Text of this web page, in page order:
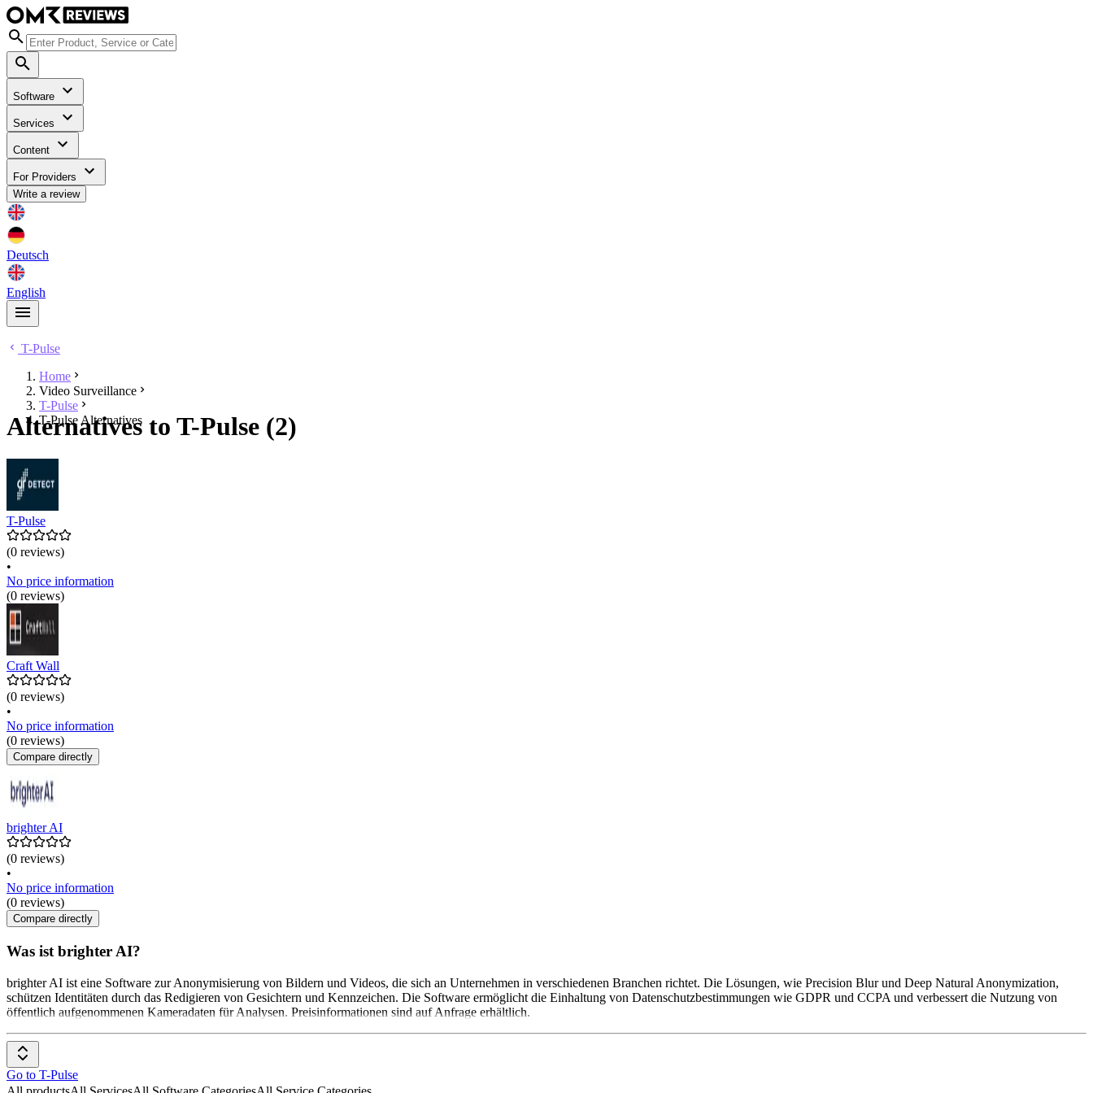
Software
Services
Content
For Providers
Write a review
Deutsch
English
T-Pulse
Home
Video Surveillance
T-Pulse
T-Pulse Alternatives
Alternatives to T-Pulse (2)
T-Pulse
(0 reviews)
•
No price information
(0 reviews)
Craft Wall
(0 reviews)
•
No price information
(0 reviews)
Compare directly
brighter AI
(0 reviews)
•
No price information
(0 reviews)
Compare directly
Was ist brighter AI?
brighter AI ist eine Software zur Anonymisierung von Bildern und Videos, die sich an Unternehmen in verschiedenen Branchen richtet. Die Lösungen, wie Precision Blur und Deep Natural Anonymization,
schützen Identitäten durch das Redigieren von Gesichtern und Kennzeichen. Die Software ermöglicht die Einhaltung von Datenschutzbestimmungen wie GDPR und CCPA und verbessert die Nutzung von
öffentlich aufgenommenen Kameradaten für Analysen. Preisinformationen sind auf Anfrage erhältlich.
Go to T-Pulse